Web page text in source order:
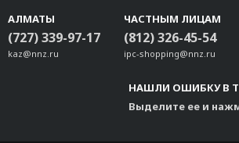
UC-8600A Din-rail Kit
BXP-C101 DIN-rail Mounting Kit
АЛМАТЫ
(727) 339-97-17
kaz@nnz.ru
ЧАСТНЫМ ЛИЦАМ
(812) 326-45-54
ipc-shopping@nnz.ru
НАШЛИ ОШИБКУ В
Выделите ее и